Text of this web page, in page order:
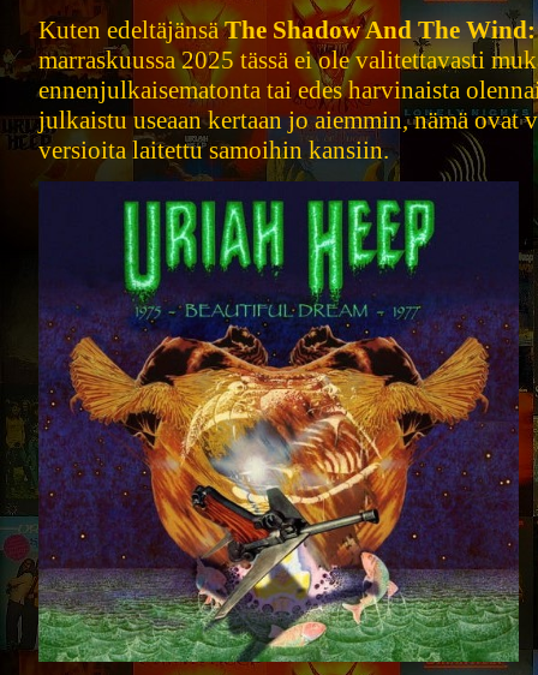
Kuten edeltäjänsäThe Shadow And The
marraskuussa 2025 tässä ei ole valitettavasti
ennenjulkaisematonta tai edes harvinaista
julkaistu useaan kertaan jo aiemmin, nämä ovat
versioita laitettu samoihin kansiin.